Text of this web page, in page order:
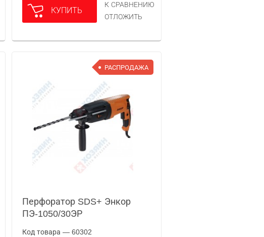
КУПИТЬ
К СРАВНЕНИЮ
ОТЛОЖИТЬ
РАСПРОДАЖА
Перфоратор SDS+ Энкор
ПЭ-1050/30ЭР
Код товара — 60302